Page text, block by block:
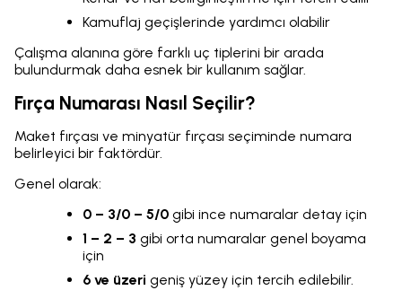
Kamuflaj geçişlerinde yardımcı olabilir
Çalışma alanına göre farklı uç tiplerini bir arada
bulundurmak daha esnek bir kullanım sağlar.
Fırça Numarası Nasıl Seçilir?
Maket fırçası ve minyatür fırçası seçiminde numara
belirleyici bir faktördür.
Genel olarak:
0 – 3/0 – 5/0 gibi ince numaralar detay için
1 – 2 – 3 gibi orta numaralar genel boyama
için
6 ve üzeri geniş yüzey için tercih edilebilir.